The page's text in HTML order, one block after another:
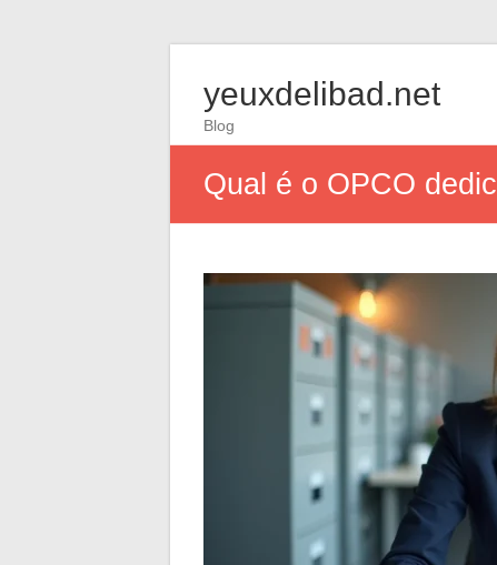
yeuxdelibad.net
Blog
Qual é o OPCO